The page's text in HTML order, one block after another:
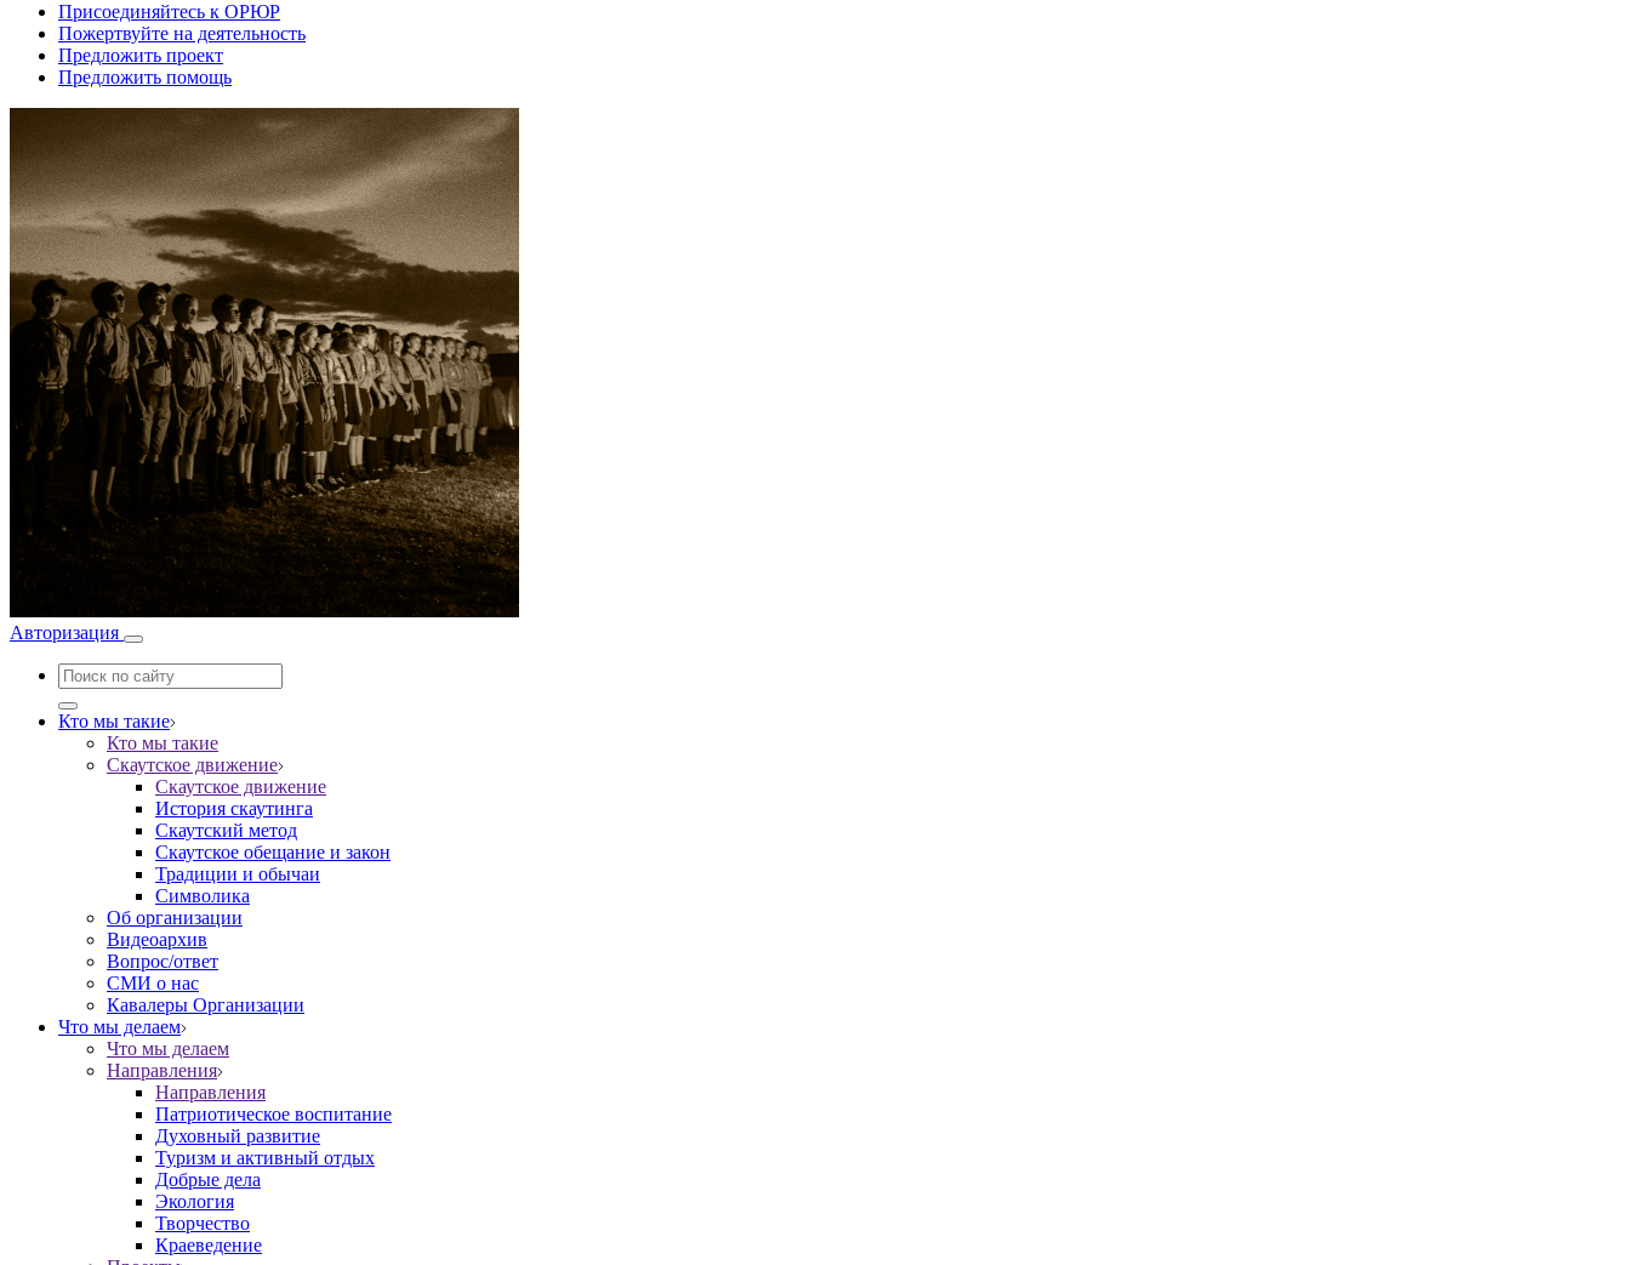
Присоединяйтесь к ОРЮР
Пожертвуйте на деятельность
Предложить проект
Предложить помощь
Авторизация
Кто мы такие
Кто мы такие
Скаутское движение
Скаутское движение
История скаутинга
Скаутский метод
Скаутское обещание и закон
Традиции и обычаи
Символика
Об организации
Видеоархив
Вопрос/ответ
СМИ о нас
Кавалеры Организации
Что мы делаем
Что мы делаем
Направления
Направления
Патриотическое воспитание
Духовный развитие
Туризм и активный отдых
Добрые дела
Экология
Творчество
Краеведение